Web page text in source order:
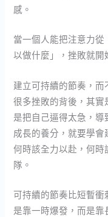
感。
當一個人能把注意力
以做什麼」，挫敗就開
建立可持續的節奏，而
很多挫敗的背後，其
是把自己逼得太急，
成長的養分，就要學
何時該全力以赴，何
隊。
可持續的節奏比短暫
是靠一時爆發，而是